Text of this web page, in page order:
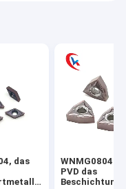
das
PVD das